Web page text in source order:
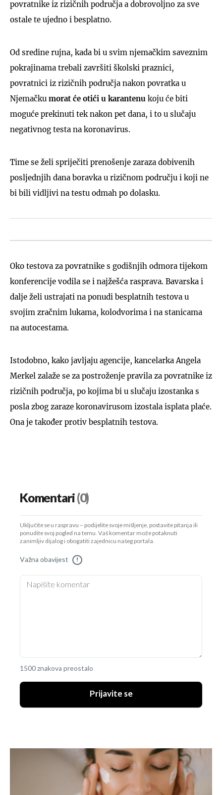
povratnike iz rizičnih područja a dobrovoljno za sve
ostale te ujedno i besplatno.
Od sredine rujna, kada bi u svim njemačkim saveznim
pokrajinama trebali završiti školski praznici,
povratnici iz rizičnih područja nakon povratka u
Njemačku morat će otići u karantenu koju će biti
moguće prekinuti tek nakon pet dana, i to u slučaju
negativnog testa na koronavirus.
Time se želi spriječiti prenošenje zaraza dobivenih
posljednjih dana boravka u rizičnom području i koji ne
bi bili vidljivi na testu odmah po dolasku.
Oko testova za povratnike s godišnjih odmora tijekom
konferencije vodila se i najžešća rasprava. Bavarska i
dalje želi ustrajati na ponudi besplatnih testova u
svojim zračnim lukama, kolodvorima i na stanicama
na autocestama.
Istodobno, kako javljaju agencije, kancelarka Angela
Merkel zalaže se za postroženje pravila za povratnike iz
rizičnih područja, po kojima bi u slučaju izostanka s
posla zbog zaraze koronavirusom izostala isplata plaće.
Ona je također protiv besplatnih testova.
Komentari(0)
Uključite se u raspravu – podijelite svoje mišljenje, postavite pitanja ili
ponudite svoj pogled na temu. Vaš komentar može potaknuti
zanimljiv dijalog i obogatiti zajednicu našeg portala.
Važna obavijest !
1500 znakova preostalo
Prijavite se